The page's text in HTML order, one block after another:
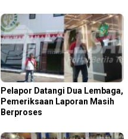
Pelapor Datangi Dua Lembaga,
Pemeriksaan Laporan Masih
Berproses